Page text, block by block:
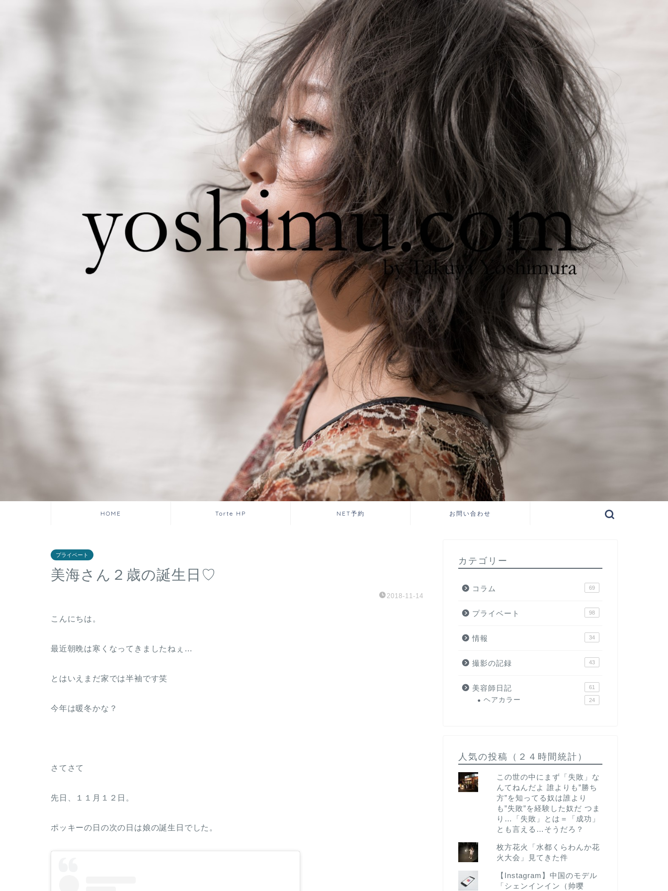
HOME Torte HP NET予約 お問い合わせ
プライベート
美海さん２歳の誕生日♡
2018-11-14
こんにちは。
最近朝晩は寒くなってきましたねぇ…
とはいえまだ家では半袖です笑
今年は暖冬かな？
さてさて
先日、１１月１２日。
ポッキーの日の次の日は娘の誕生日でした。
カテゴリー
コラム 69
プライベート 98
情報 34
撮影の記録 43
美容師日記 61
ヘアカラー 24
人気の投稿（２４時間統計）
この世の中にまず「失敗」な
んてねんだよ 誰よりも”勝ち
方”を知ってる奴は誰より
も”失敗”を経験した奴だ つま
り…「失敗」とは＝「成功」
とも言える…そうだろ？
枚方花火「水都くらわんか花
火大会」見てきた件
【Instagram】中国のモデル
「シェンインイン（帅嘤